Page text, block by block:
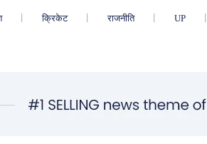
क्रिकेट राजनीति UP